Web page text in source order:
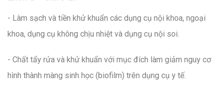
- Làm sạch và tiền khử khuẩn các dụng cụ nội khoa, ngoại
khoa, dụng cụ không chịu nhiệt và dụng cụ nội soi.
- Chất tẩy rửa và khử khuẩn với mục đích làm giảm nguy cơ
hình thành màng sinh học (biofilm) trên dụng cụ y tế.